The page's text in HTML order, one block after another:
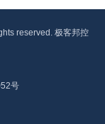
reserved. 极客邦控
号